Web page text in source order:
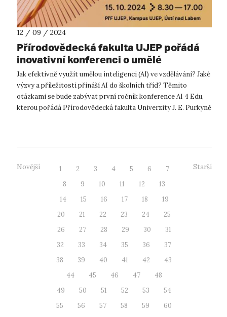
12 / 09 / 2024
Přírodovědecká fakulta UJEP pořádá
inovativní konferenci o umělé
inteligenci ve vzdělávání
Jak efektivně využít umělou inteligenci (AI) ve vzdělávání? Jaké
výzvy a příležitosti přináší AI do školních tříd? Těmito
otázkami se bude zabývat první ročník konference AI 4 Edu,
kterou pořádá Přírodovědecká fakulta Univerzity J. E. Purkyně
Novější 1 2 3 4 5 6
7
8
9 10 11 12
13
14
15 16 17 18
19
20
21 22 23 24
25
26
27 28 29 30
31
32
33 34 35 36
37
38
39 40 41 42
43
44
45 46 47
48
49
50 51 52 53
54
55
56 57 58 59
60
Starší